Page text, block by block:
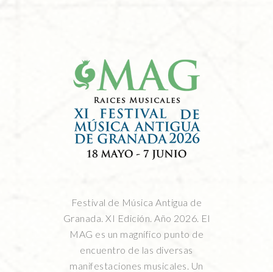
Festival de Música Antigua de
Granada. XI Edición. Año 2026. El
MAG es un magnífico punto de
encuentro de las diversas
manifestaciones musicales. Un